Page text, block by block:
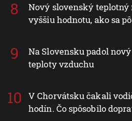
Nový slovenský teplotný
vyššiu hodnotu, ako sa
Na Slovensku padol
teploty vzduchu
V Chorvátsku čakali
hodín. Čo spôsobilo